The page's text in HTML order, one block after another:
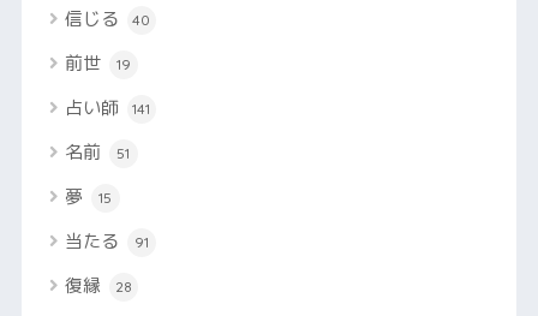
信じる 40
前世 19
占い師 141
名前 51
夢 15
当たる 91
復縁 28